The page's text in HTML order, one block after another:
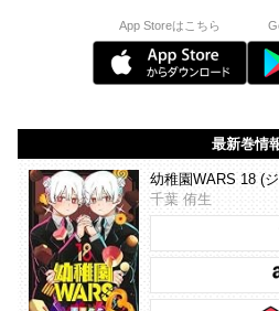
App Storeはこちら
最新巻情
幼稚園WARS 18 (
千葉 侑生